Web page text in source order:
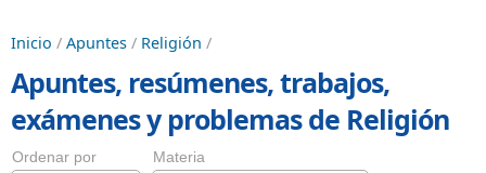
Inicio / Apuntes / Religión /
Apuntes, resúmenes, trabajos,
exámenes y problemas de Religión
Ordenar por Materia